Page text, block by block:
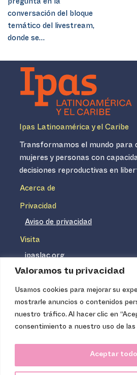
Valoramos tu privacidad
Usamos cookies para mejorar su
mostrarle anuncios o contenidos
nuestro tráfico. Al hacer clic en
consentimiento a nuestro uso de las
Aceptar todo
pregunta en la
conversación del bloque
temático del livestream,
donde se…
Ipas Latinoamérica y el Caribe
Transformamos el mundo para
mujeres y personas con
decisiones reproductivas en
Acerca de
Privacidad
Aviso de privacidad
Visita
ipaslac.org
ipasmexico.org
Ipas no es un distribuidor de
servicios se concentran, entre
técnica necesaria para proveer
de calidad. Los servicios que